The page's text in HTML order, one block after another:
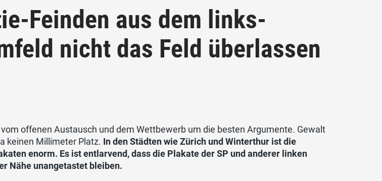
Feinden aus dem links-
nicht das Feld überlassen
offenen Austausch und dem Wettbewerb um die besten Argumente. Gewalt
keinen Millimeter Platz. In den Städten wie Zürich und Winterthur ist die
enorm. Es ist entlarvend, dass die Plakate der SP und anderer linken
Nähe unangetastet bleiben.